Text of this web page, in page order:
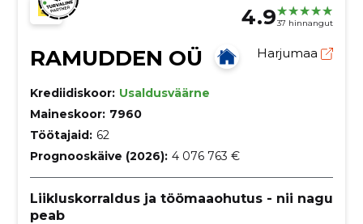
4.937 hinnangut
RAMUDDEN OÜ Harjumaa
Krediidiskoor: Usaldusväärne
Maineskoor: 7960
Töötajaid: 62
Prognooskäive (2026): 4 076 763 €
Liikluskorraldus ja töömaaohutus - nii nagu
peab